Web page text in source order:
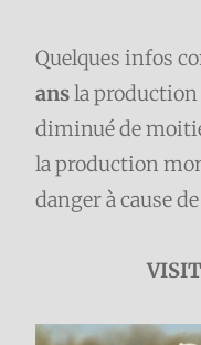
Quelques infos
ansla production
diminué de
la production
danger à cause